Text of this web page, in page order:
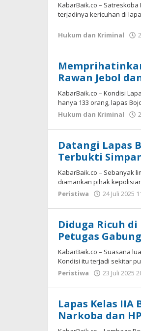
KabarBaik.co –
terjadinya kericuhan di
Hukum dan Kriminal
Rawan Jebol
KabarBaik.co – Kondisi
hanya 133 orang, lapas
Hukum dan Kriminal
Datangi Lapas
Terbukti
KabarBaik.co – Sebanyak
diamankan pihak
Peristiwa
24 Juli 2025
Diduga Ricuh
Petugas
KabarBaik.co – Suasana
Kondisi itu terjadi sekitar
Peristiwa
23 Juli 2025
Lapas Kelas
Narkoba dan